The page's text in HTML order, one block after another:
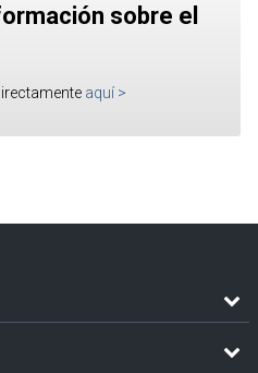
sobre el
aquí >